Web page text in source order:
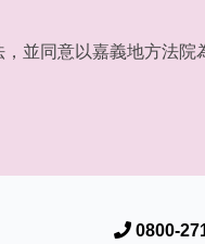
並同意以嘉義地方法院
0800-